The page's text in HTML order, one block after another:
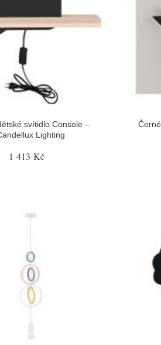
svítidlo Console –
Lighting
1 413 Kč